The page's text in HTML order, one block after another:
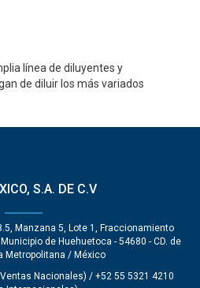
línea de diluyentes y
de diluir los más variados
S.A. DE C.V
Manzana 5, Lote 1, Fraccionamiento
de Huehuetoca - 54680 - CD. de
Metropolitana / México
Nacionales) / +52 55 5321 4210